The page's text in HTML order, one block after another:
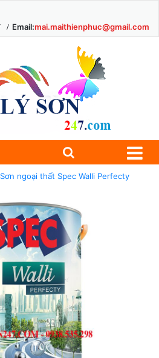
Email:mai.maithienphuc@gmail.com
Sơn ngoại thất Spec Walli Perfecty